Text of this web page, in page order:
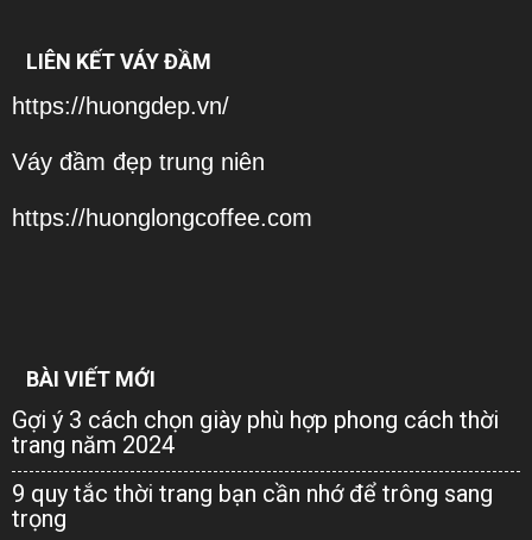
LIÊN KẾT VÁY ĐẦM
https://huongdep.vn/
Váy đầm đẹp trung niên
https://huonglongcoffee.com
BÀI VIẾT MỚI
Gợi ý 3 cách chọn giày phù hợp phong cách thời
trang năm 2024
9 quy tắc thời trang bạn cần nhớ để trông sang
trọng